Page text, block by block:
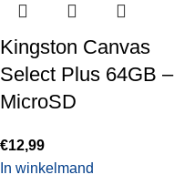
Kingston Canvas
Select Plus 64GB –
MicroSD
€12,99
In winkelmand